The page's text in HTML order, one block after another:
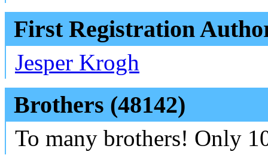
First Registration
Jesper Krogh
Brothers (48142)
To many brothers! Only